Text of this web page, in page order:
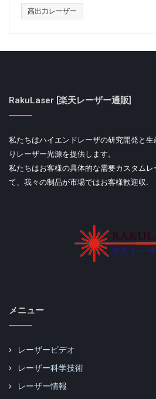
高反応フィルムシステム、AOは音
の超音波周波数は80MHz、RFパ
1064nmの反射防止フィルムでコ
3x3x15mm、クラスI臨界位相整
精度温度制御ボックス、および右
Nd：YVO4までの距離は100mm
80mmです。
M3からM4までの距離は40 mm
よびM4は平面ミラーです。
高出力レーザー
RakuLaser [楽天レーザー通販]
私たちはハイエンドレーザの研究開発と
りレーザー光源を提供します。
私たちはお客様の具体的な需要カスタム
て、我々の制品が市場ではお客様歓迎収.
メニュー
レーザービデオ
レーザー科学技術
レーザー情報